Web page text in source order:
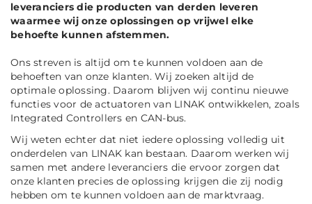
leveranciers die producten van derden leveren
waarmee wij onze oplossingen op vrijwel elke
behoefte kunnen afstemmen.
Ons streven is altijd om te kunnen voldoen aan de
behoeften van onze klanten. Wij zoeken altijd de
optimale oplossing. Daarom blijven wij continu nieuwe
functies voor de actuatoren van LINAK ontwikkelen, zoals
Integrated Controllers en CAN-bus.
Wij weten echter dat niet iedere oplossing volledig uit
onderdelen van LINAK kan bestaan. Daarom werken wij
samen met andere leveranciers die ervoor zorgen dat
onze klanten precies de oplossing krijgen die zij nodig
hebben om te kunnen voldoen aan de marktvraag.